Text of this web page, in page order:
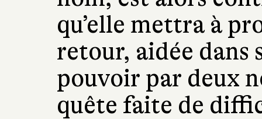
qu’elle mettra à
retour, aidée dans
pouvoir par deux
quête faite de